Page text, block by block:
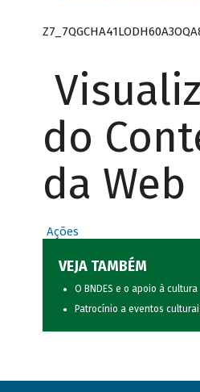
do
da Web
Ações
VEJA TAMBÉM
O BNDES e o apoio à cultura
Patrocínio a eventos